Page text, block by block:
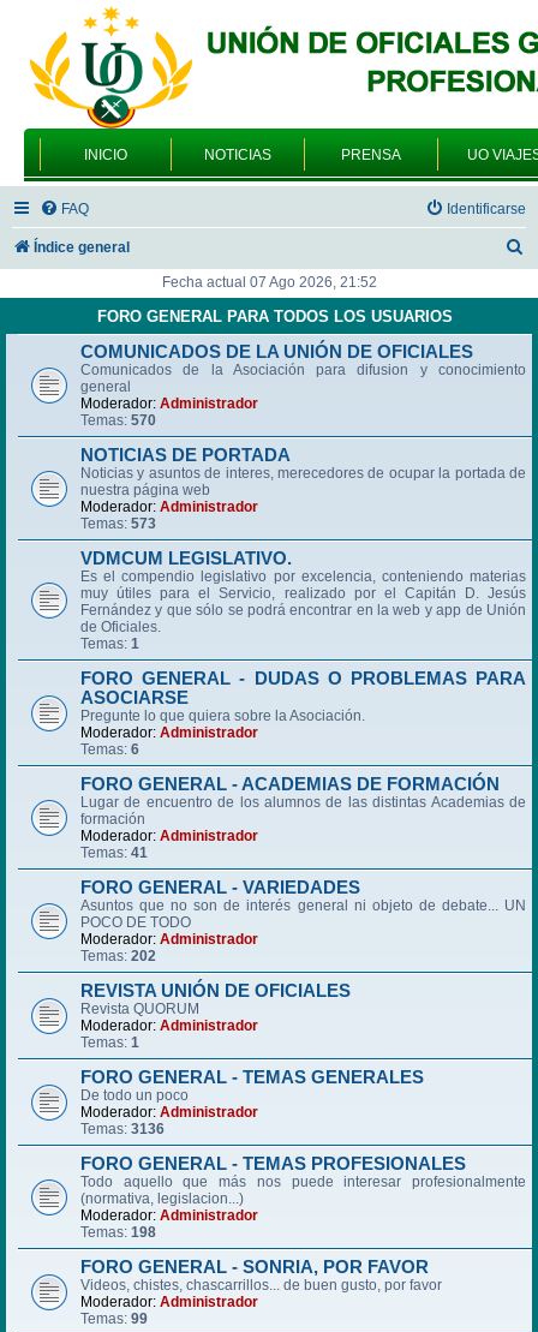
INICIO NOTICIAS PRENSA UO
FAQ Identificarse
Índice general
c
Fecha actual 07 Ago 2026, 21:52
FORO GENERAL PARA TODOS LOS USUARIOS
COMUNICADOS DE LA UNIÓN DE OFICIALES
Comunicados de la Asociación para difusion y conocimiento
general
Moderador: Administrador
Temas: 570
NOTICIAS DE PORTADA
Noticias y asuntos de interes, merecedores de ocupar la portada de
nuestra página web
Moderador: Administrador
Temas: 573
VDMCUM LEGISLATIVO.
Es el compendio legislativo por excelencia, conteniendo materias
muy útiles para el Servicio, realizado por el Capitán D. Jesús
Fernández y que sólo se podrá encontrar en la web y app de Unión
de Oficiales.
Temas: 1
FORO GENERAL - DUDAS O PROBLEMAS PARA
ASOCIARSE
Pregunte lo que quiera sobre la Asociación.
Moderador: Administrador
Temas: 6
FORO GENERAL - ACADEMIAS DE FORMACIÓN
Lugar de encuentro de los alumnos de las distintas Academias de
formación
Moderador: Administrador
Temas: 41
FORO GENERAL - VARIEDADES
Asuntos que no son de interés general ni objeto de debate... UN
POCO DE TODO
Moderador: Administrador
Temas: 202
REVISTA UNIÓN DE OFICIALES
Revista QUORUM
Moderador: Administrador
Temas: 1
FORO GENERAL - TEMAS GENERALES
De todo un poco
Moderador: Administrador
Temas: 3136
FORO GENERAL - TEMAS PROFESIONALES
Todo aquello que más nos puede interesar profesionalmente
(normativa, legislacion...)
Moderador: Administrador
Temas: 198
FORO GENERAL - SONRIA, POR FAVOR
Videos, chistes, chascarrillos... de buen gusto, por favor
Moderador: Administrador
Temas: 99